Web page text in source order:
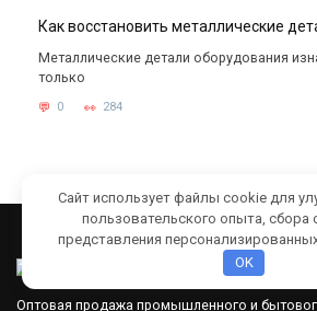
Как восстановить металлические
Металлические детали оборудования
только
0 284
Оптовая продажа промышленного и
Сайт использует файлы cookie для
пользовательского опыта, сбора
представления
OK